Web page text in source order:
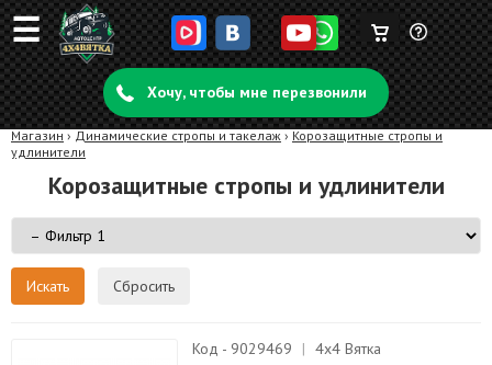
☰ Задать
вопрос
Корзина
пуста
Хочу, чтобы мне перезвонили
Магазин › Динамические стропы и такелаж › Корозащитные стропы и
удлинители
Корозащитные стропы и удлинители
Сбросить
Код - 9029469 | 4х4 Вятка